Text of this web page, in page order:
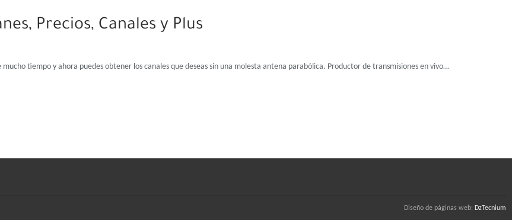
Precios, Canales y Plus
mucho tiempo y ahora puedes obtener los canales que deseas sin una molesta antena parabólica. Productor de transmisiones en vivo…
Diseño de páginas web: DzTecnium